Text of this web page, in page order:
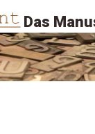
Das